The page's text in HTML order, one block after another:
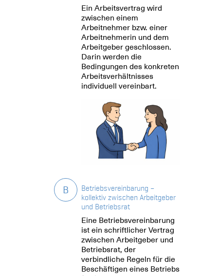
Ein Arbeitsvertrag wird
zwischen einem
Arbeitnehmer bzw. einer
Arbeitnehmerin und dem
Arbeitgeber geschlossen.
Darin werden die
Bedingungen des konkreten
Arbeitsverhältnisses
individuell vereinbart.
B
Betriebsvereinbarung –
kollektiv zwischen Arbeitgeber
und Betriebsrat
Eine Betriebsvereinbarung
ist ein schriftlicher Vertrag
zwischen Arbeitgeber und
Betriebsrat, der
verbindliche Regeln für die
Beschäftigen eines Betriebs